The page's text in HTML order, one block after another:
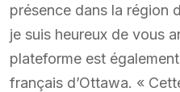
présence dans la région
je suis heureux de vous
plateforme est
français d’Ottawa. «